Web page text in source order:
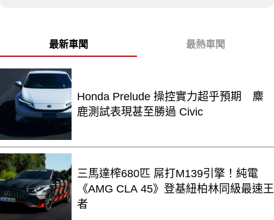
最新車聞 最熱車聞
Honda Prelude 操控實力超乎預期 麋
鹿測試表現甚至勝過 Civic
三馬達榨680匹 屌打M139引擎！純電
《AMG CLA 45》登基紐柏林同級最速王
者